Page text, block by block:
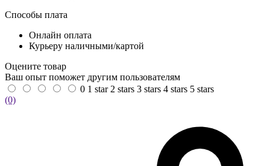
Способы плата
Онлайн оплата
Курьеру наличными/картой
Оцените товар
Ваш опыт поможет другим пользователям
0 1 star 2 stars 3 stars 4 stars 5 stars
(0)